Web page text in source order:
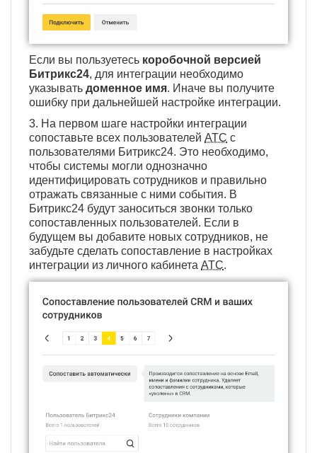
Если вы пользуетесь коробочной версией
Битрикс24, для интеграции необходимо
указывать доменное имя. Иначе вы получите
ошибку при дальнейшей настройке интеграции.
3. На первом шаге настройки интеграции
сопоставьте всех пользователей АТС с
пользователями Битрикс24. Это необходимо,
чтобы системы могли однозначно
идентифицировать сотрудников и правильно
отражать связанные с ними события. В
Битрикс24 будут заноситься звонки только
сопоставленных пользователей. Если в
будущем вы добавите новых сотрудников, не
забудьте сделать сопоставление в настройках
интеграции из личного кабинета АТС.